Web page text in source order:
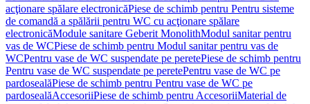
acţionare spălare electronicăPiese de schimb pentru Pentru sisteme
de comandă a spălării pentru WC cu acţionare spălare
electronicăModule sanitare Geberit MonolithModul sanitar pentru
vas de WCPiese de schimb pentru Modul sanitar pentru vas de
WCPentru vase de WC suspendate pe peretePiese de schimb pentru
Pentru vase de WC suspendate pe peretePentru vase de WC pe
pardosealăPiese de schimb pentru Pentru vase de WC pe
pardosealăAccesoriiPiese de schimb pentru AccesoriiMaterial de